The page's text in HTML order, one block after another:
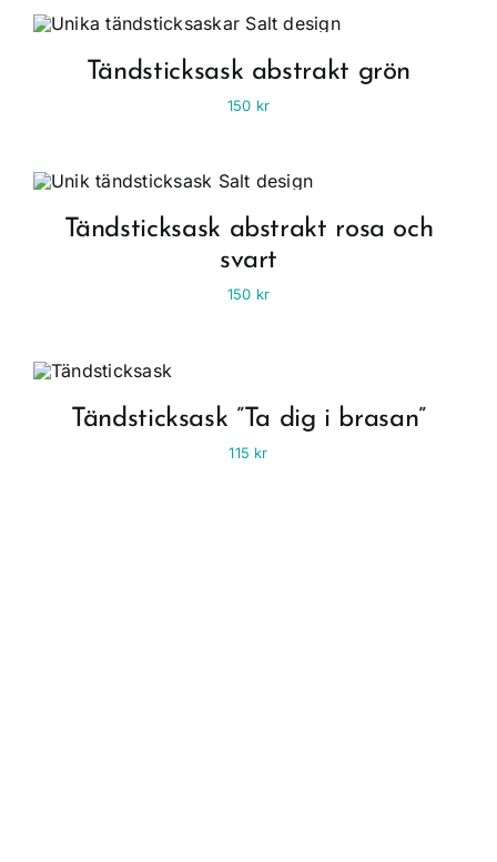
Tändsticksask abstrakt grön
150 kr
Tändsticksask abstrakt rosa och
svart
150 kr
Tändsticksask ”Ta dig i brasan”
115 kr